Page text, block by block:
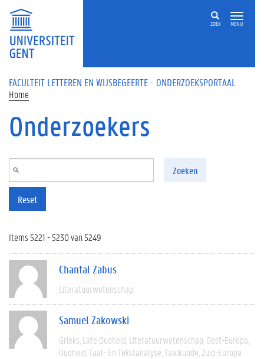
Overslaan en naar de inhoud gaan
ZOEK MENU
FACULTEIT LETTEREN EN WIJSBEGEERTE - ONDERZOEKSPORTAAL
Home
Onderzoekers
Zoeken
Reset
Items 5221 - 5230 van 5249
Chantal Zabus
Literatuurwetenschap
Samuel Zakowski
Grieks Late Oudheid Literatuurwetenschap Oost-Europa
Oudheid Taal- En Tekstanalyse Taalkunde Zuid-Europa